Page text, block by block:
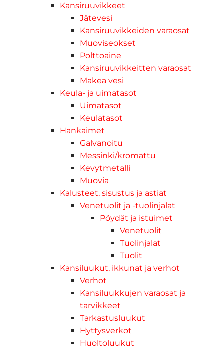
Kansiruuvikkeet
Jätevesi
Kansiruuvikkeiden varaosat
Muoviseokset
Polttoaine
Kansiruuvikkeitten varaosat
Makea vesi
Keula- ja uimatasot
Uimatasot
Keulatasot
Hankaimet
Galvanoitu
Messinki/kromattu
Kevytmetalli
Muovia
Kalusteet, sisustus ja astiat
Venetuolit ja -tuolinjalat
Pöydät ja istuimet
Venetuolit
Tuolinjalat
Tuolit
Kansiluukut, ikkunat ja verhot
Verhot
Kansiluukkujen varaosat ja
tarvikkeet
Tarkastusluukut
Hyttysverkot
Huoltoluukut